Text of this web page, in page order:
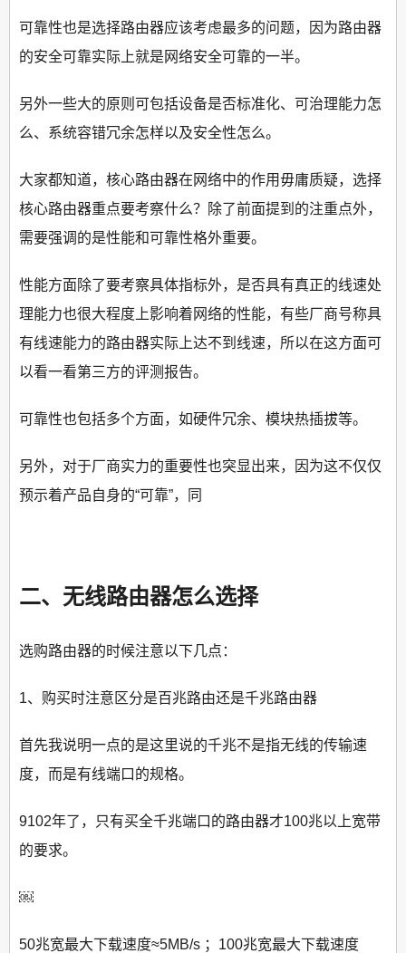
可靠性也是选择路由器应该考虑最多的问题，因为路由器
的安全可靠实际上就是网络安全可靠的一半。
另外一些大的原则可包括设备是否标准化、可治理能力怎
么、系统容错冗余怎样以及安全性怎么。
大家都知道，核心路由器在网络中的作用毋庸质疑，选择
核心路由器重点要考察什么？除了前面提到的注重点外，
需要强调的是性能和可靠性格外重要。
性能方面除了要考察具体指标外，是否具有真正的线速处
理能力也很大程度上影响着网络的性能，有些厂商号称具
有线速能力的路由器实际上达不到线速，所以在这方面可
以看一看第三方的评测报告。
可靠性也包括多个方面，如硬件冗余、模块热插拔等。
另外，对于厂商实力的重要性也突显出来，因为这不仅仅
预示着产品自身的“可靠”，同
二、无线路由器怎么选择
选购路由器的时候注意以下几点：
1、购买时注意区分是百兆路由还是千兆路由器
首先我说明一点的是这里说的千兆不是指无线的传输速
度，而是有线端口的规格。
9102年了，只有买全千兆端口的路由器才100兆以上宽带
的要求。
￼
50兆宽最大下载速度≈5MB/s ；100兆宽最大下载速度